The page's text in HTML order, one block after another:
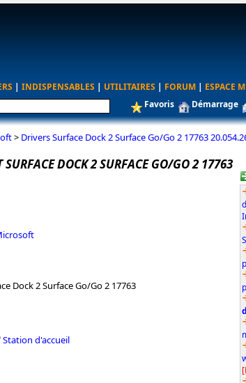
| INDISPENSABLES | UTILITAIRES | FORUM | ESPACE
Favoris Démarrage
> Drivers Surface Dock 2 Surface Go/Go 2 17763
DOCK 2 SURFACE GO/GO 2 17763
Dock 2 Surface Go/Go 2 17763
Station d'accueil